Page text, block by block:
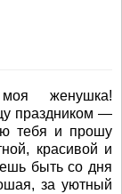
женушка!
праздником —
тебя и прошу
красивой и
быть со дня
за уютный